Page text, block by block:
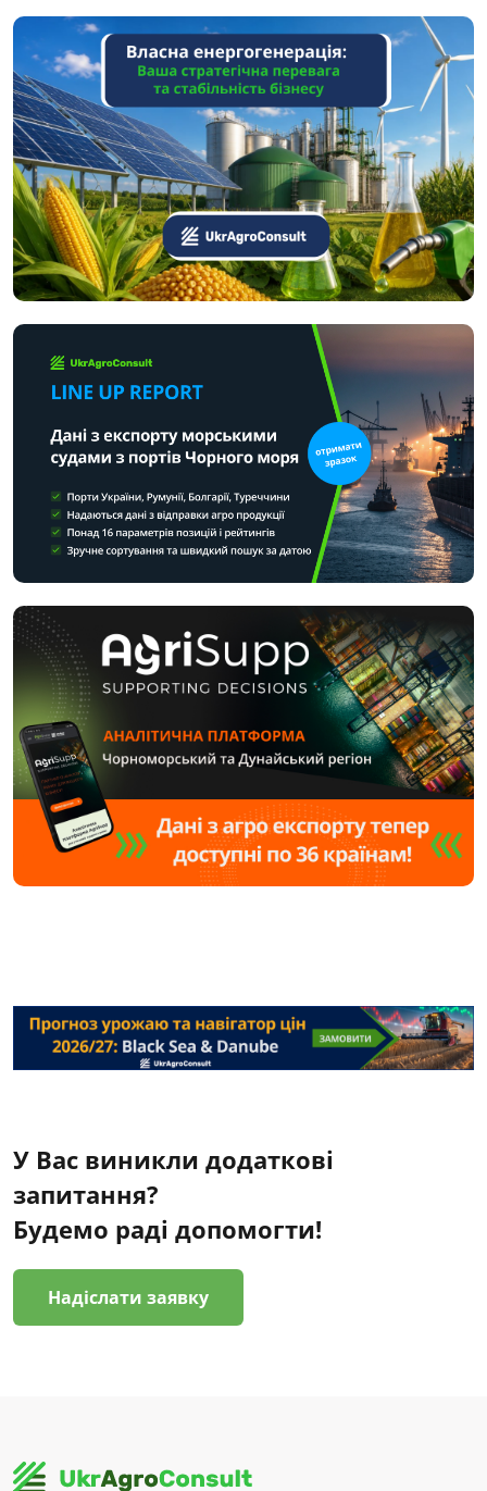
У Вас виникли додаткові
запитання?
Будемо раді допомогти!
Надіслати заявку